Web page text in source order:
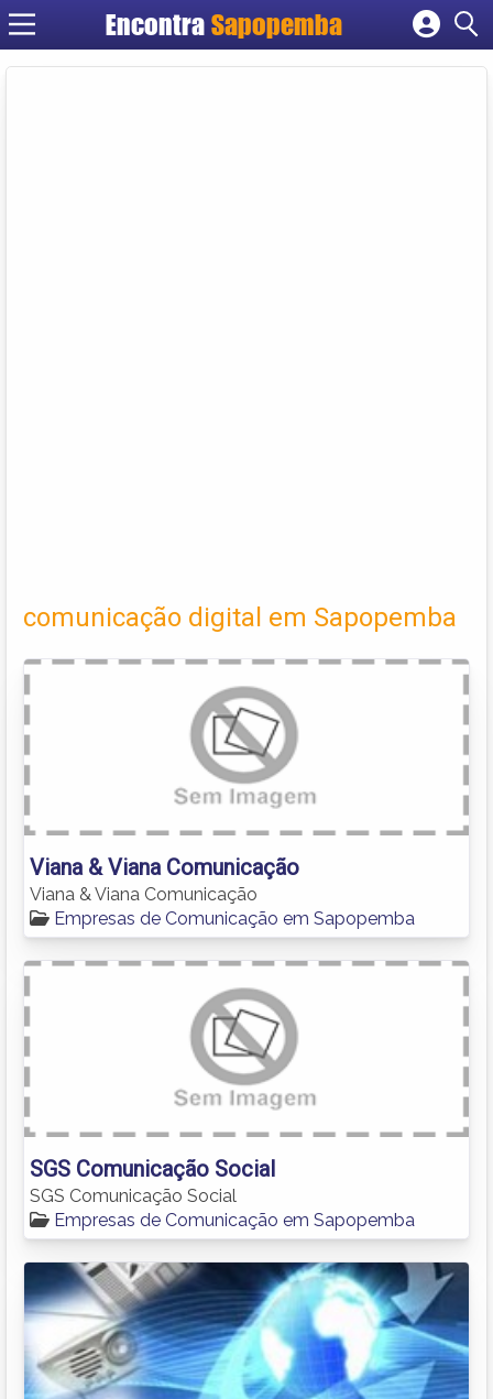
Encontra Sapopemba
Cadastrar empresa
comunicação digital em Sapopemba
Viana & Viana Comunicação
Viana & Viana Comunicação
Empresas de Comunicação em Sapopemba
SGS Comunicação Social
SGS Comunicação Social
Empresas de Comunicação em Sapopemba